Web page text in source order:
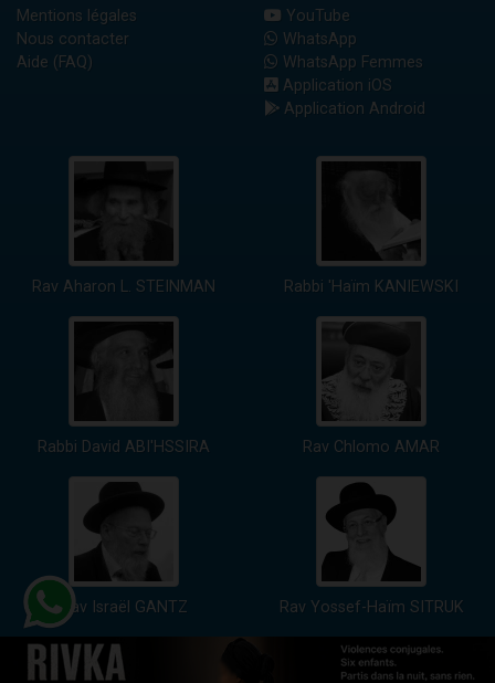
Mentions légales
Nous contacter
Aide (FAQ)
YouTube
WhatsApp
WhatsApp Femmes
Application iOS
Application Android
Rav Aharon L. STEINMAN Rabbi 'Haïm KANIEWSKI
Rabbi David ABI'HSSIRA Rav Chlomo AMAR
Rav Israël GANTZ Rav Yossef-Haïm SITRUK